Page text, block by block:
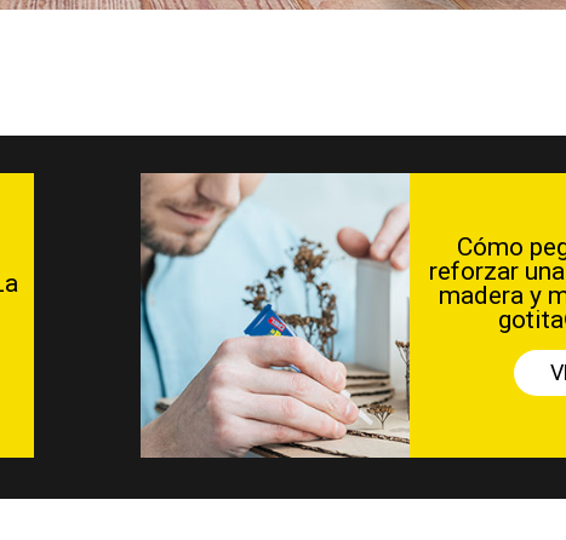
Cómo pegar, crear y
reforzar una maqueta de
madera y metal con La
gotita® GEL